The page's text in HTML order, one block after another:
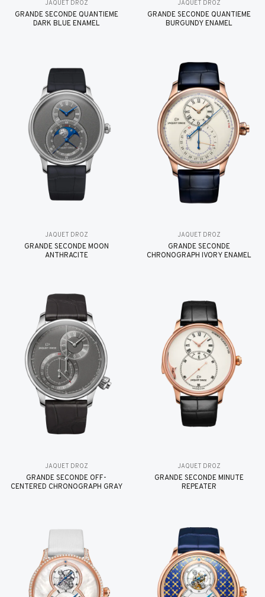
JAQUET DROZ
GRANDE SECONDE QUANTIÈME
DARK BLUE ENAMEL
JAQUET DROZ
GRANDE SECONDE QUANTIÈME
BURGUNDY ENAMEL
JAQUET DROZ
GRANDE SECONDE MOON
ANTHRACITE
JAQUET DROZ
GRANDE SECONDE
CHRONOGRAPH IVORY ENAMEL
JAQUET DROZ
GRANDE SECONDE OFF-
CENTERED CHRONOGRAPH GRAY
JAQUET DROZ
GRANDE SECONDE MINUTE
REPEATER